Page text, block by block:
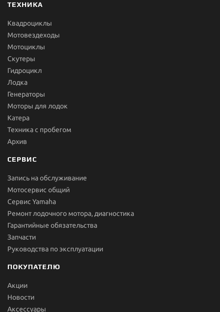
ТЕХНИКА
Квадроциклы
Мотовездеходы
Мотоциклы
Скутеры
Гидроцикл
Лодка
Генераторы
Моторы для лодок
Катера
Техника с пробегом
Архив
СЕРВИС
Запись на обслуживание
Мотосервис общий
Сервис Yamaha
Ремонт лодочного мотора, диагностика
Гарантийные обязательства
Запчасти
Руководства по эксплуатации
ПОКУПАТЕЛЮ
Акции
Новости
Aксессуары